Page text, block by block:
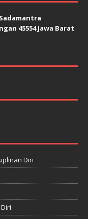
Sadamantra
45554 Jawa Barat
Diri